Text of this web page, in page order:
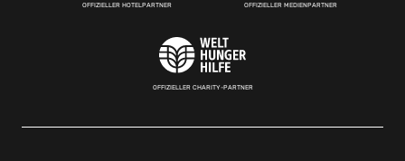
OFFIZIELLER HOTELPARTNER OFFIZIELLER MEDIENPARTNER
OFFIZIELLER CHARITY-PARTNER